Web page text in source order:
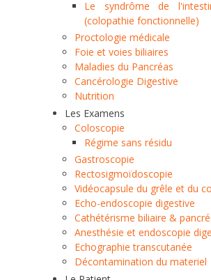
Le syndrôme de
(colopathie fonctionnelle)
Proctologie médicale
Foie et voies biliaires
Maladies du Pancréas
Cancérologie Digestive
Nutrition
Les Examens
Coloscopie
Régime sans résidu
Gastroscopie
Rectosigmoïdoscopie
Vidéocapsule du grêle et du
Echo-endoscopie digestive
Cathétérisme biliaire &
Anesthésie et endoscopie
Echographie transcutanée
Décontamination du materiel